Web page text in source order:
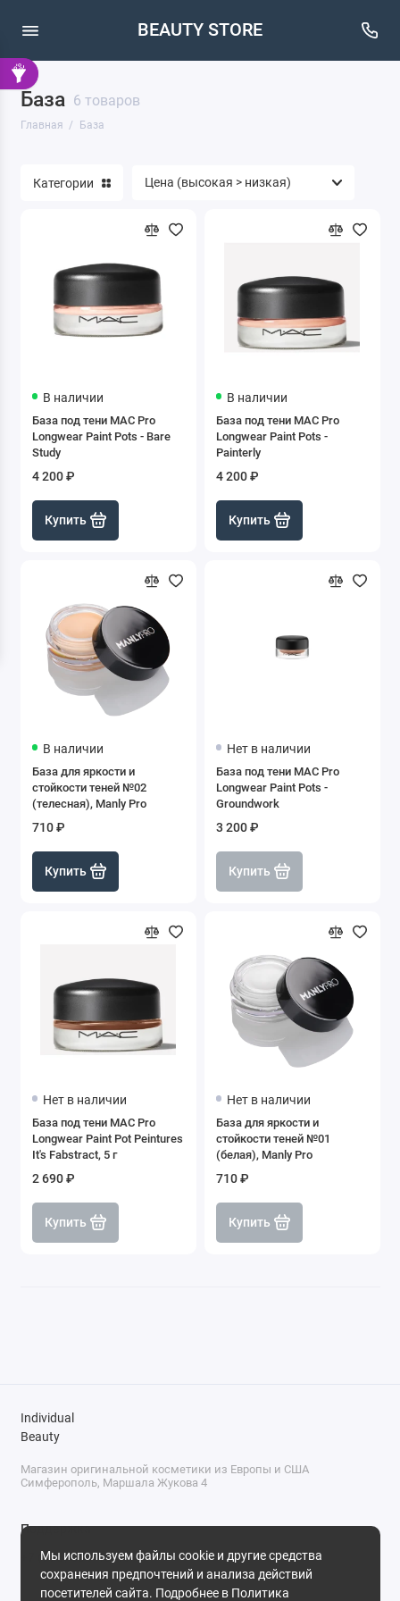
BEAUTY STORE
База 6 товаров
Главная База
Категории
В наличии
База под тени MAC Pro
Longwear Paint Pots - Bare
Study
4 200 ₽
Купить
В наличии
База под тени MAC Pro
Longwear Paint Pots -
Painterly
4 200 ₽
Купить
В наличии
База для яркости и
стойкости теней №02
(телесная), Manly Pro
710 ₽
Купить
Нет в наличии
База под тени MAC Pro
Longwear Paint Pots -
Groundwork
3 200 ₽
Купить
Нет в наличии
База под тени MAC Pro
Longwear Paint Pot Peintures
It's Fabstract, 5 г
2 690 ₽
Купить
Нет в наличии
База для яркости и
стойкости теней №01
(белая), Manly Pro
710 ₽
Купить
Мы используем файлы cookie и другие средства
сохранения предпочтений и анализа действий
посетителей сайта. Подробнее в Политика
Individual
Beauty
Магазин оригинальной косметики из Европы и США
Симферополь, Маршала Жукова 4
Поддержка
+7 (978) 586-46-46
ПН-ПТ: 9:00 - 18:00
Суббота: 9:00 - 17:00